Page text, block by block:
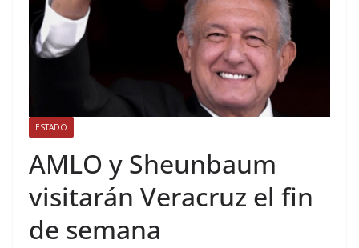
ESTADO
AMLO y Sheunbaum
visitarán Veracruz el fin
de semana